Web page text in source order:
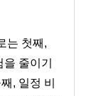
는 첫째,
줄이기
, 일정 비